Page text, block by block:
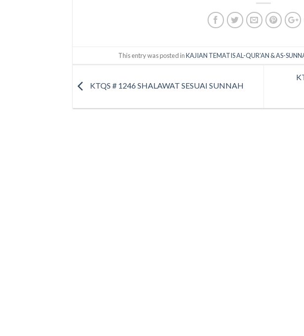
This entry was posted inKAJIAN TEMATIS AL-QUR’AN & AS-
KTQS # 1246 SHALAWAT SESUAI SUNNAH